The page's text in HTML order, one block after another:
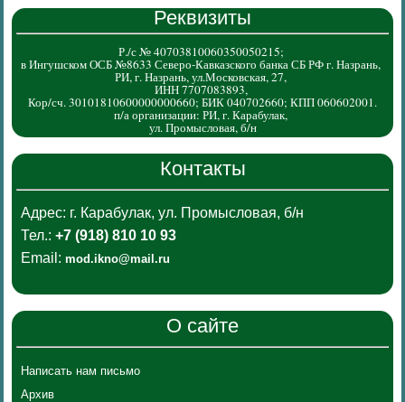
Реквизиты
Р./с № 40703810060350050215;
в Ингушском ОСБ №8633 Северо-Кавказского банка СБ РФ г. Назрань,
РИ, г. Назрань, ул.Московская, 27,
ИНН 7707083893,
Кор/сч. 30101810600000000660; БИК 040702660; КПП 060602001.
п/а организации: РИ, г. Карабулак,
ул. Промысловая, б/н
Контакты
Адрес: г. Карабулак, ул. Промысловая, б/н
Тел.:+7 (918) 810 10 93
Email: mod.ikno@mail.ru
О сайте
Написать нам письмо
Архив